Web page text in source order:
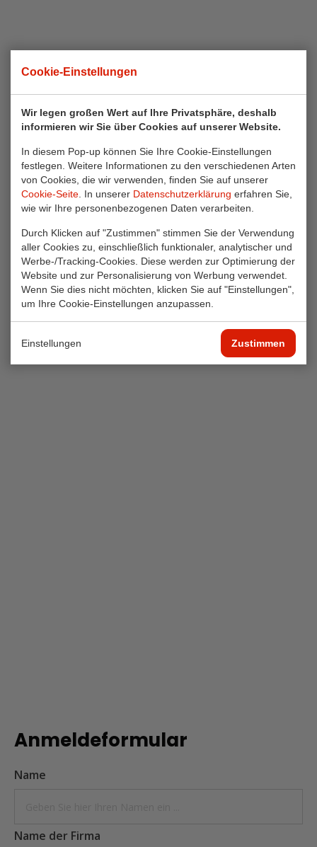
Cookie-Einstellungen
Wir legen großen Wert auf Ihre Privatsphäre, deshalb
informieren wir Sie über Cookies auf unserer Website.
In diesem Pop-up können Sie Ihre Cookie-Einstellungen
festlegen. Weitere Informationen zu den verschiedenen Arten
von Cookies, die wir verwenden, finden Sie auf unserer
Cookie-Seite . In unserer Datenschutzerklärung erfahren Sie,
wie wir Ihre personenbezogenen Daten verarbeiten.
Durch Klicken auf "Zustimmen" stimmen Sie der Verwendung
aller Cookies zu, einschließlich funktionaler, analytischer und
Werbe-/Tracking-Cookies. Diese werden zur Optimierung der
Website und zur Personalisierung von Werbung verwendet.
Wenn Sie dies nicht möchten, klicken Sie auf "Einstellungen",
um Ihre Cookie-Einstellungen anzupassen.
Einstellungen Zustimmen
Anmeldeformular
Name
Name der Firma